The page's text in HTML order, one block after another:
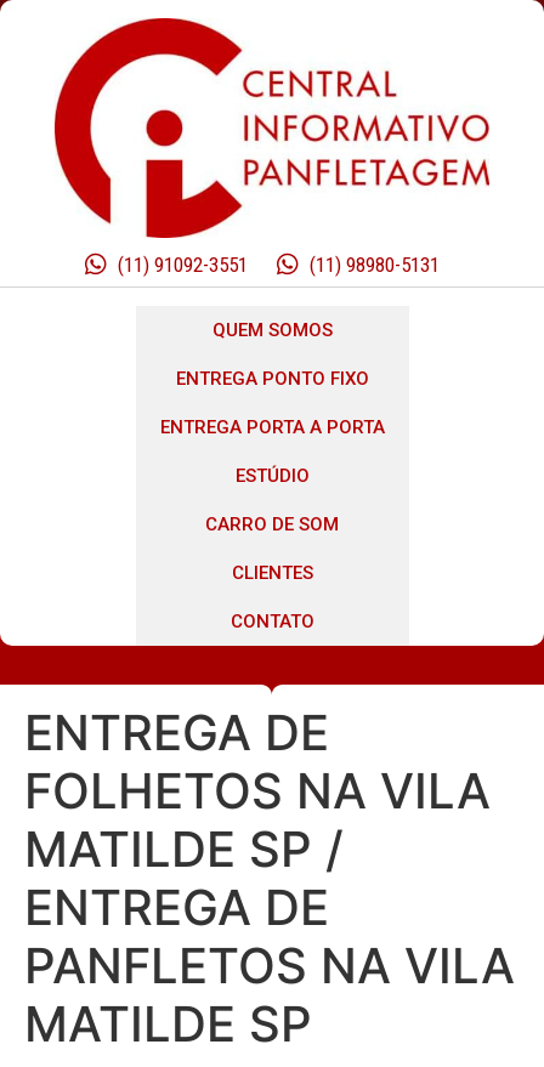
(11) 91092-3551 (11) 98980-5131
QUEM SOMOS
ENTREGA PONTO FIXO
ENTREGA PORTA A PORTA
ESTÚDIO
CARRO DE SOM
CLIENTES
CONTATO
ENTREGA DE
FOLHETOS NA VILA
MATILDE SP /
ENTREGA DE
PANFLETOS NA VILA
MATILDE SP